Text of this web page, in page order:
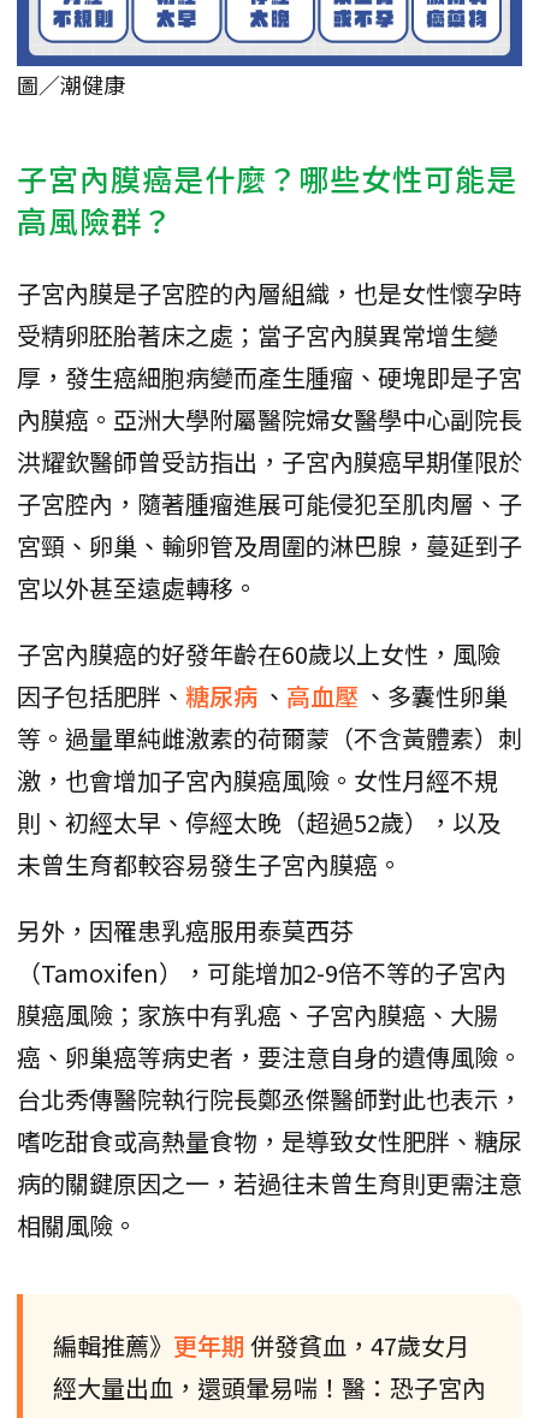
圖／潮健康
子宮內膜癌是什麼？哪些女性可能是
高風險群？
子宮內膜是子宮腔的內層組織，也是女性懷孕時
受精卵胚胎著床之處；當子宮內膜異常增生變
厚，發生癌細胞病變而產生腫瘤、硬塊即是子宮
內膜癌。亞洲大學附屬醫院婦女醫學中心副院長
洪耀欽醫師曾受訪指出，子宮內膜癌早期僅限於
子宮腔內，隨著腫瘤進展可能侵犯至肌肉層、子
宮頸、卵巢、輸卵管及周圍的淋巴腺，蔓延到子
宮以外甚至遠處轉移。
子宮內膜癌的好發年齡在60歲以上女性，風險
因子包括肥胖、 糖尿病 、 高血壓 、多囊性卵巢
等。過量單純雌激素的荷爾蒙（不含黃體素）刺
激，也會增加子宮內膜癌風險。女性月經不規
則、初經太早、停經太晚（超過52歲），以及
未曾生育都較容易發生子宮內膜癌。
另外，因罹患乳癌服用泰莫西芬
（Tamoxifen），可能增加2-9倍不等的子宮內
膜癌風險；家族中有乳癌、子宮內膜癌、大腸
癌、卵巢癌等病史者，要注意自身的遺傳風險。
台北秀傳醫院執行院長鄭丞傑醫師對此也表示，
嗜吃甜食或高熱量食物，是導致女性肥胖、糖尿
病的關鍵原因之一，若過往未曾生育則更需注意
相關風險。
編輯推薦》 更年期 併發貧血，47歲女月
經大量出血，還頭暈易喘！醫：恐子宮內